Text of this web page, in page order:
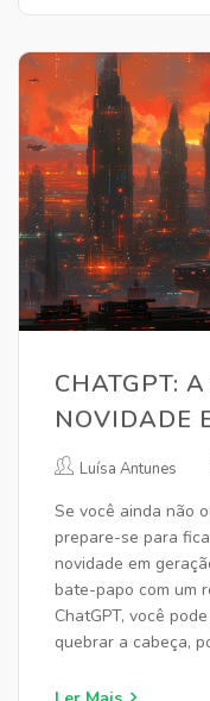
conteúdo, não é
CHATGPT:
NOVIDADE
CONTEÚDO
Luísa Antunes
Se você ainda não
prepare-se para
novidade em
bate-papo com um
ChatGPT, você
quebrar a cabeça,
um amigo